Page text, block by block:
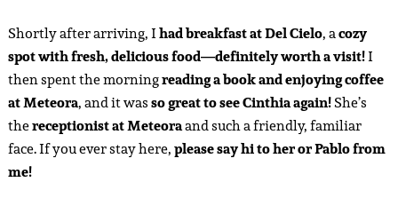
Shortly after arriving, Ihad breakfast at Del Cielo, acozy
spot with fresh, delicious food—definitely worth a visit!I
then spent the morningreading a book and enjoying coffee
at Meteora, and it wasso great to see Cinthia again!She’s
thereceptionist at Meteoraand such a friendly, familiar
face. If you ever stay here,please say hi to her or Pablo from
me!